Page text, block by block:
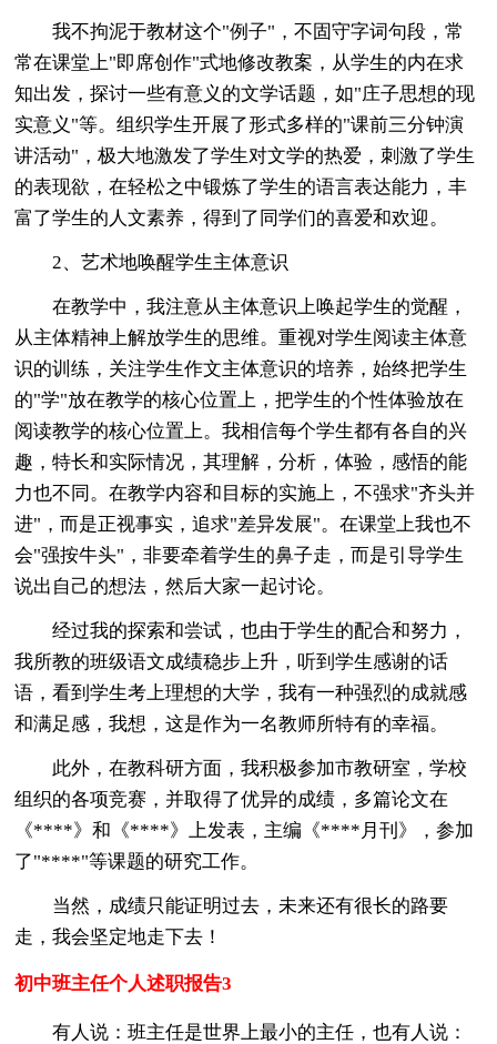
我不拘泥于教材这个"例子"，不固守字词句段，常
常在课堂上"即席创作"式地修改教案，从学生的内在求
知出发，探讨一些有意义的文学话题，如"庄子思想的现
实意义"等。组织学生开展了形式多样的"课前三分钟演
讲活动"，极大地激发了学生对文学的热爱，刺激了学生
的表现欲，在轻松之中锻炼了学生的语言表达能力，丰
富了学生的人文素养，得到了同学们的喜爱和欢迎。
2、艺术地唤醒学生主体意识
在教学中，我注意从主体意识上唤起学生的觉醒，
从主体精神上解放学生的思维。重视对学生阅读主体意
识的训练，关注学生作文主体意识的培养，始终把学生
的"学"放在教学的核心位置上，把学生的个性体验放在
阅读教学的核心位置上。我相信每个学生都有各自的兴
趣，特长和实际情况，其理解，分析，体验，感悟的能
力也不同。在教学内容和目标的实施上，不强求"齐头并
进"，而是正视事实，追求"差异发展"。在课堂上我也不
会"强按牛头"，非要牵着学生的鼻子走，而是引导学生
说出自己的想法，然后大家一起讨论。
经过我的探索和尝试，也由于学生的配合和努力，
我所教的班级语文成绩稳步上升，听到学生感谢的话
语，看到学生考上理想的大学，我有一种强烈的成就感
和满足感，我想，这是作为一名教师所特有的幸福。
此外，在教科研方面，我积极参加市教研室，学校
组织的各项竞赛，并取得了优异的成绩，多篇论文在
《****》和《****》上发表，主编《****月刊》，参加
了"****"等课题的研究工作。
当然，成绩只能证明过去，未来还有很长的路要
走，我会坚定地走下去！
初中班主任个人述职报告3
有人说：班主任是世界上最小的主任，也有人说：